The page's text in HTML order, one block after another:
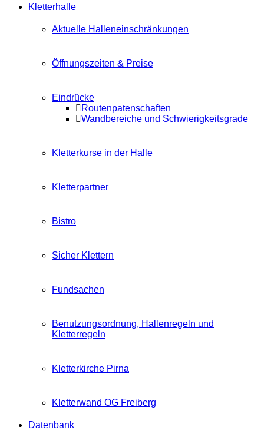
Kletterhalle
Aktuelle Halleneinschränkungen
Öffnungszeiten & Preise
Eindrücke
Routenpatenschaften
Wandbereiche und Schwierigkeitsgrade
Kletterkurse in der Halle
Kletterpartner
Bistro
Sicher Klettern
Fundsachen
Benutzungsordnung, Hallenregeln und
Kletterregeln
Kletterkirche Pirna
Kletterwand OG Freiberg
Datenbank